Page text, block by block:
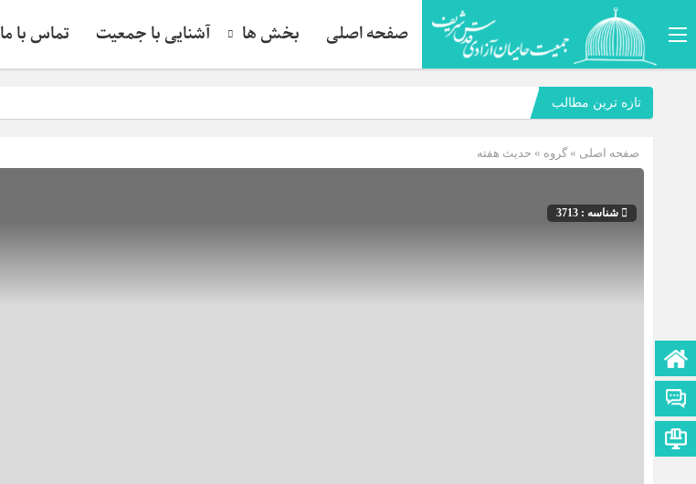
صفحه اصلی بخش ها آشنایی با جمعیت تماس با ما
تازه ترین مطالب
صفحه اصلی » گروه » حديث هفته
شناسه : 3713